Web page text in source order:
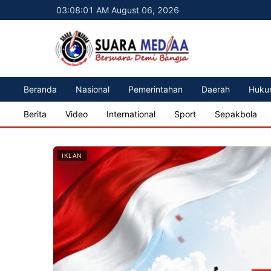
03:08:03 AM August 06, 2026
Beranda Nasional Pemerintahan Daerah
Berita Video International Sport Sepakbola
IKLAN